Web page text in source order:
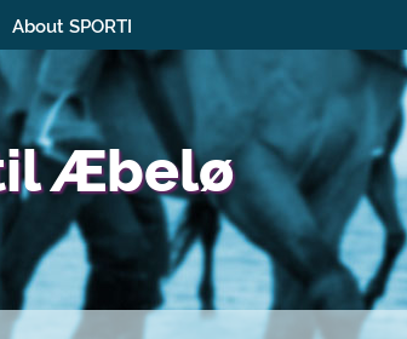
About SPORTI
Æbelø